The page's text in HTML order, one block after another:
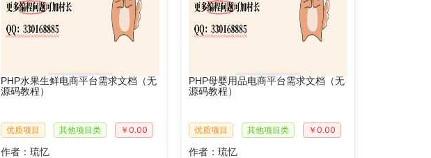
PHP水果生鲜电商平台需求文档（无
源码教程）
优质项目 其他项目类 ￥0.00
作者：琉忆
PHP母婴用品电商平台需求文档（无
源码教程）
优质项目 其他项目类 ￥0.00
作者：琉忆